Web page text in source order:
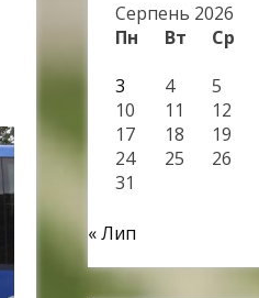
Серпень 2026
Пн
Вт Ср
3
4 5
10
11 12
17
18 19
24
25 26
31
« Лип